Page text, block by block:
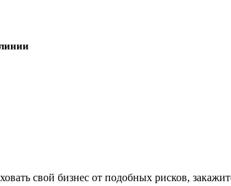
свой бизнес от подобных рисков,